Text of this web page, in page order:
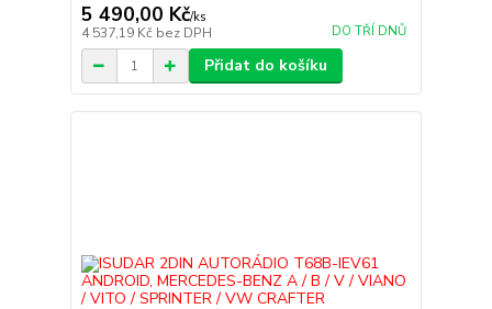
5 490,00 Kč/ks
4 537,19 Kč bez DPH DO TŘÍ DNŮ
Přidat do košíku